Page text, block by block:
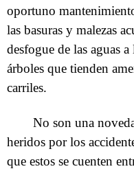
oportuno
las basuras y malezas
desfogue de las aguas
árboles que tienden
carriles.
No son una
heridos por los
que estos se cuenten